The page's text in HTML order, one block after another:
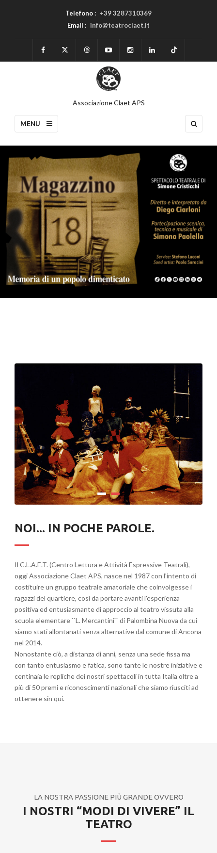
Telefono : +39 3287310369
Email : info@teatroclaet.it
Associazione Claet APS
MENU
NOI... IN POCHE PAROLE.
Il C.L.A.E.T. (Centro Lettura e Attività Espressive Teatrali),
oggi Associazione Claet APS, nasce nel 1987 con l'intento di
costituire un gruppo teatrale amatoriale che coinvolgesse i
ragazzi del quartiere, così da portare avanti l'esperienza
positiva ed entusiasmante di approccio al teatro vissuta alla
scuola elementare ``L. Mercantini`` di Palombina Nuova da cui
siamo stati allontanati senza alternative dal comune di Ancona
nel 2014.
Nonostante ciò, a distanza di anni, senza una sede fissa ma
con tanto entusiasmo e fatica, sono tante le nostre iniziative e
centinaia le repliche dei nostri spettacoli in tutta Italia oltre a
più di 50 premi e riconoscimenti nazionali che siamo riusciti ad
ottenere sin qui.
LA NOSTRA PASSIONE PIÙ GRANDE OVVERO
I NOSTRI “MODI DI VIVERE” IL
TEATRO